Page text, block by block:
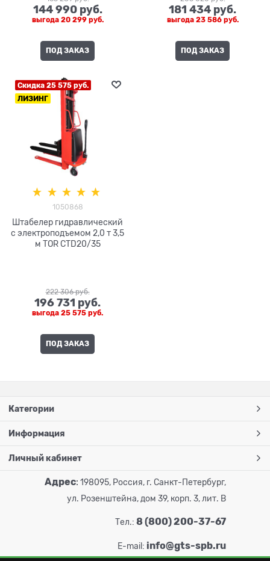
144 990 руб.
выгода 20 299 руб.
ПОД ЗАКАЗ
181 434 руб.
выгода 23 586 руб.
ПОД ЗАКАЗ
Скидка 25 575 руб.
ЛИЗИНГ
1050868
Штабелер гидравлический
с электроподъемом 2,0 т 3,5
м TOR CTD20/35
222 306 руб.
196 731 руб.
выгода 25 575 руб.
ПОД ЗАКАЗ
Категории
Информация
Личный кабинет
Адрес: 198095, Россия, г. Санкт-Петербург,
ул. Розенштейна, дом 39, корп. 3, лит. В
Тел.: 8 (800) 200-37-67
E-mail: info@gts-spb.ru